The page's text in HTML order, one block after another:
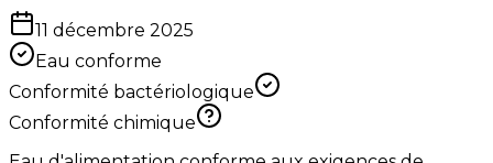
11 décembre 2025
Eau conforme
Conformité bactériologique
Conformité chimique